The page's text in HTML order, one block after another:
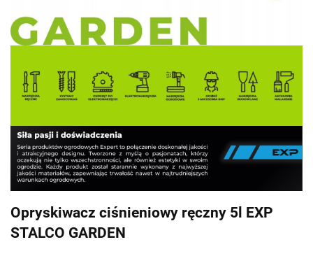
Opryskiwacz ciśnieniowy ręczny 5l EXP
STALCO GARDEN